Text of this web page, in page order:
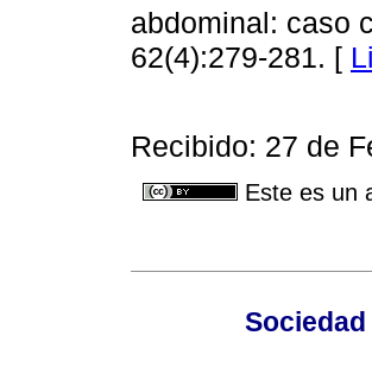
abdominal: caso
62(4):279-281. [
Recibido: 27 de
Este es un